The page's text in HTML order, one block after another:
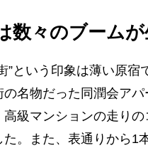
数々のブーム
”という印象は薄い原宿
の名物だった同潤会ア
高級マンションの走り
。また、表通りから1